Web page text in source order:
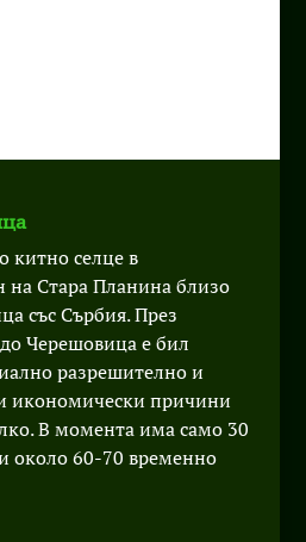
китно селце в
на Стара Планина близо
със Сърбия. През
Черешовица е бил
разрешително и
икономически причини
В момента има само 30
около 60-70 временно